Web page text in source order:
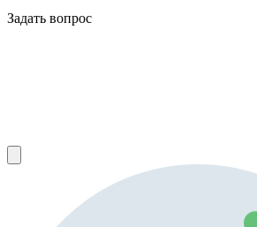
Задать вопрос